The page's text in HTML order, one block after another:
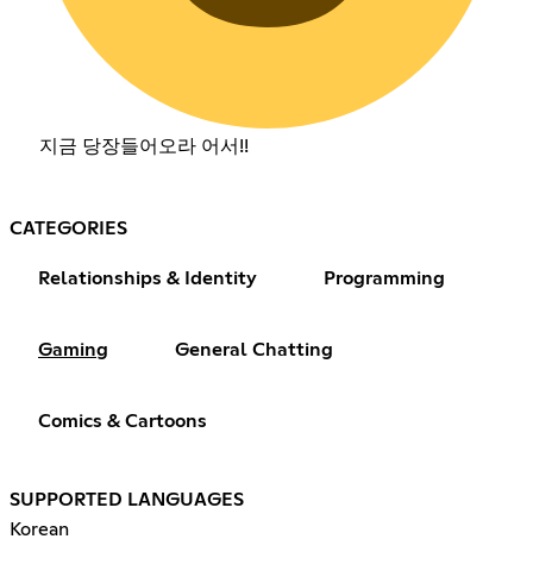
지금 당장들어오라 어서!!
CATEGORIES
Relationships & Identity Programming
Gaming General Chatting
Comics & Cartoons
SUPPORTED LANGUAGES
Korean